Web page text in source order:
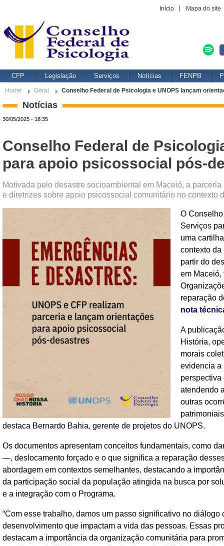
Início Mapa do site
CFP Legislação Serviços Notícias FENPB
Home Geral Conselho Federal de Psicologia e UNOPS lançam
Notícias
30/05/2025 - 18:35
Conselho Federal de
para apoio psicossocial pós-
Motivada pelo desastre socioambiental em Maceió, a
e diretrizes sobre apoio psicossocial comunitário no contexto
O
Serviços
uma
contexto da
partir do
em Maceió,
reparação
nota
A
História,
morais
evidencia a
perspectiva
atendendo
outras
destaca Bernardo Bahia, gerente de projetos do UNOPS.
Os documentos apresentam conceitos fundamentais, como
—, deslocamento forçado e o que significa a reparação
abordagem em contextos semelhantes, destacando a
da participação social da população atingida na busca por
e a integração com o Programa.
“Com esse trabalho, damos um passo significativo no
desenvolvimento que impactam a vida das pessoas. Essas
destacam a importância da organização comunitária para